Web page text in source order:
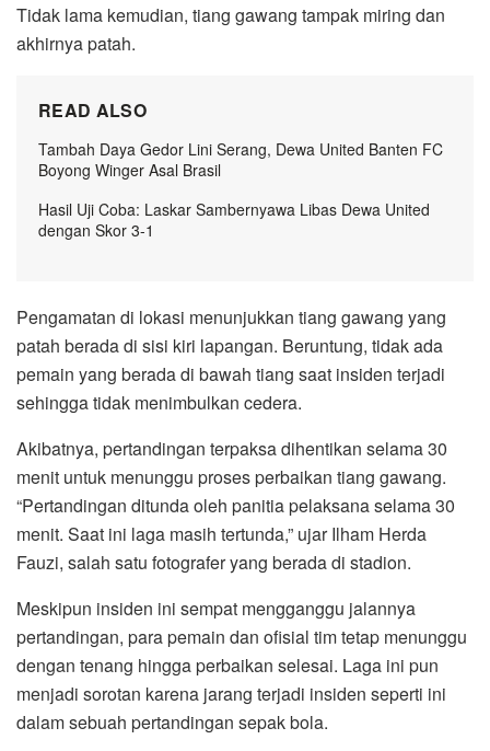
Tidak lama kemudian, tiang gawang tampak miring dan
akhirnya patah.
READ ALSO
Tambah Daya Gedor Lini Serang, Dewa United Banten FC
Boyong Winger Asal Brasil
Hasil Uji Coba: Laskar Sambernyawa Libas Dewa United
dengan Skor 3-1
Pengamatan di lokasi menunjukkan tiang gawang yang
patah berada di sisi kiri lapangan. Beruntung, tidak ada
pemain yang berada di bawah tiang saat insiden terjadi
sehingga tidak menimbulkan cedera.
Akibatnya, pertandingan terpaksa dihentikan selama 30
menit untuk menunggu proses perbaikan tiang gawang.
“Pertandingan ditunda oleh panitia pelaksana selama 30
menit. Saat ini laga masih tertunda,” ujar Ilham Herda
Fauzi, salah satu fotografer yang berada di stadion.
Meskipun insiden ini sempat mengganggu jalannya
pertandingan, para pemain dan ofisial tim tetap menunggu
dengan tenang hingga perbaikan selesai. Laga ini pun
menjadi sorotan karena jarang terjadi insiden seperti ini
dalam sebuah pertandingan sepak bola.